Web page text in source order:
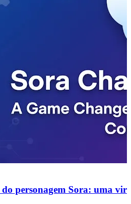
do personagem Sora: uma